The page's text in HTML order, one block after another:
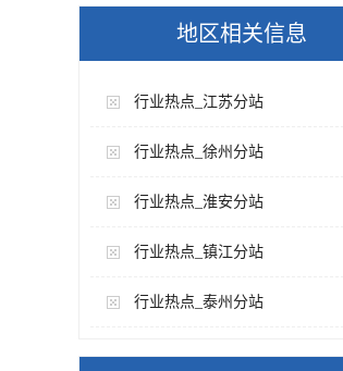
地区相关信息
行业热点_江苏分站
行业热点_徐州分站
行业热点_淮安分站
行业热点_镇江分站
行业热点_泰州分站